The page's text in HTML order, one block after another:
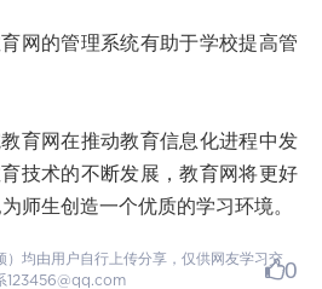
的管理系统有助于学校提高管
网在推动教育信息化进程中发
技术的不断发展，教育网将更好
师生创造一个优质的学习环境。
）均由用户自行上传分享，仅供网友学习交
123456@qq.com
0